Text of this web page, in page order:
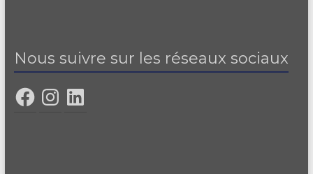
Nous suivre sur les réseaux sociaux